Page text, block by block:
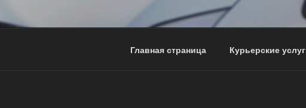
Главная страница Курьерские